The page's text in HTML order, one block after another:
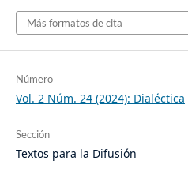
Más formatos de cita
Número
Vol. 2 Núm. 24 (2024): Dialéctica
Sección
Textos para la Difusión